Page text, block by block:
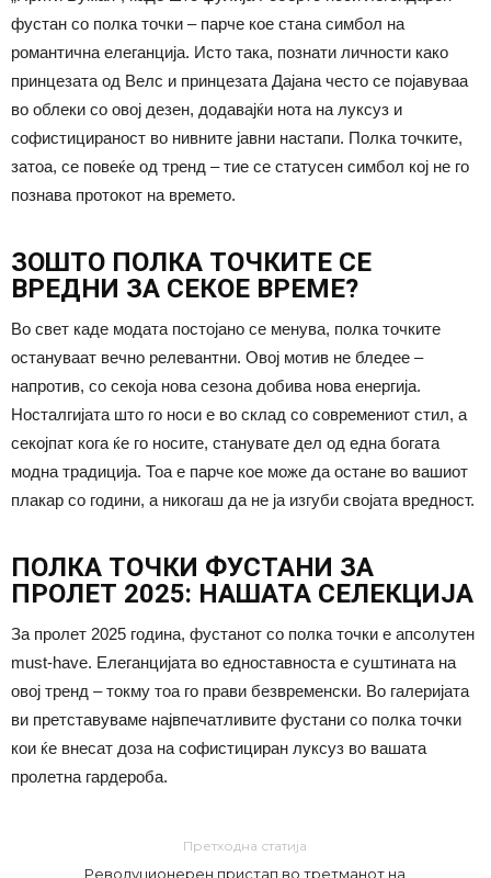
фустан со полка точки – парче кое стана симбол на
романтична елеганција. Исто така, познати личности како
принцезата од Велс и принцезата Дајана често се појавуваа
во облеки со овој дезен, додавајќи нота на луксуз и
софистицираност во нивните јавни настапи. Полка точките,
затоа, се повеќе од тренд – тие се статусен симбол кој не го
познава протокот на времето.
ЗОШТО ПОЛКА ТОЧКИТЕ СЕ
ВРЕДНИ ЗА СЕКОЕ ВРЕМЕ?
Во свет каде модата постојано се менува, полка точките
остануваат вечно релевантни. Овој мотив не бледее –
напротив, со секоја нова сезона добива нова енергија.
Носталгијата што го носи е во склад со современиот стил, а
секојпат кога ќе го носите, станувате дел од една богата
модна традиција. Тоа е парче кое може да остане во вашиот
плакар со години, а никогаш да не ја изгуби својата вредност.
ПОЛКА ТОЧКИ ФУСТАНИ ЗА
ПРОЛЕТ 2025: НАШАТА СЕЛЕКЦИЈА
За пролет 2025 година, фустанот со полка точки е апсолутен
must-have. Елеганцијата во едноставноста е суштината на
овој тренд – токму тоа го прави безвременски. Во галеријата
ви претставуваме највпечатливите фустани со полка точки
кои ќе внесат доза на софистициран луксуз во вашата
пролетна гардероба.
Претходна статија
Револуционерен пристап во третманот на